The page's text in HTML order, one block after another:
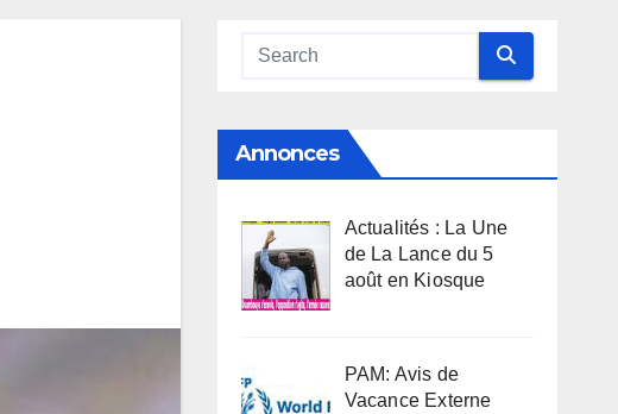
Annonces
Actualités : La Une
de La Lance du 5
août en Kiosque
PAM: Avis de
Vacance Externe